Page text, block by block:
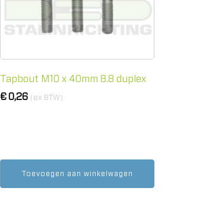
Tapbout M10 x 40mm 8.8 duplex
€0,26 (ex BTW)
Toevoegen aan winkelwagen